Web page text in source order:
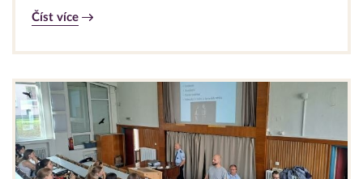
Číst více